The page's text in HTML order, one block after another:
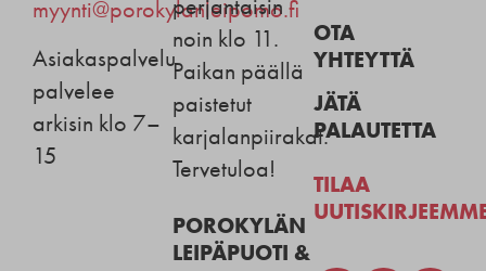
myynti@porokylanleipomo.fi
Asiakaspalvelu
palvelee
arkisin klo 7–
15
perjantaisin
noin klo 11.
Paikan päällä
paistetut
karjalanpiirakat.
Tervetuloa!
POROKYLÄN
LEIPÄPUOTI &
OTA
YHTEYTTÄ
JÄTÄ
PALAUTETTA
TILAA